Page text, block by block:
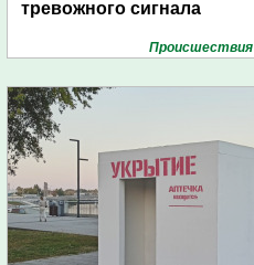
тревожного сигнала
Проиcшествия